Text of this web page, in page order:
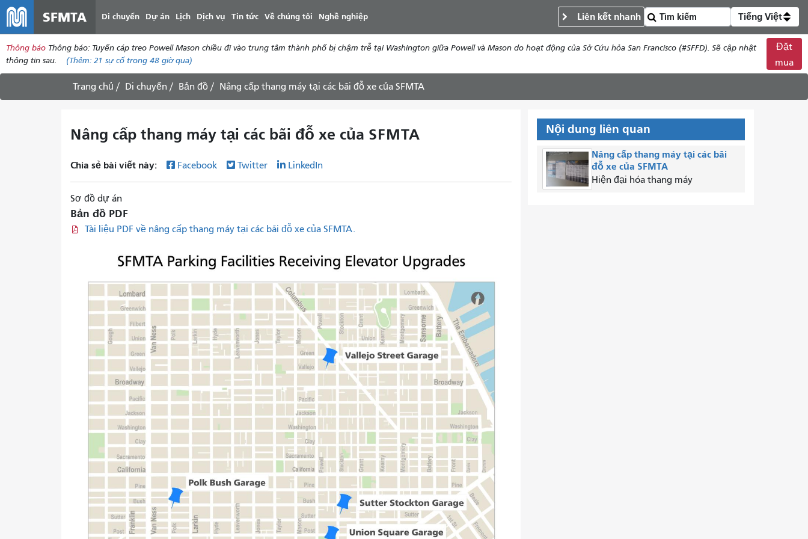
dung
SFMTA Di chuyển Dự án Lịch Dịch vụ Tin tức Về chúng tôi Nghề nghiệp Liên kết nhanh Tiếng Việt
Thông báo Thông báo: Tuyến cáp treo Powell Mason chiều đi vào trung tâm thành phố bị chậm trễ tại Washington giữa Powell và Mason do hoạt động của Sở Cứu hỏa San Francisco (#SFFD). Sẽ cập nhật
thông tin sau.
(Thêm: 21 sự cố trong 48 giờ qua)
Đặt
mua
Trang chủ Di chuyển Bản đồ Nâng cấp thang máy tại các bãi đỗ xe của SFMTA
Nâng cấp thang máy tại các bãi đỗ xe của SFMTA
Chia sẻ bài viết này: Facebook Twitter LinkedIn
Sơ đồ dự án
Bản đồ PDF
Tài liệu PDF về nâng cấp thang máy tại các bãi đỗ xe của SFMTA.
Nội dung liên quan
Nâng cấp thang máy tại các bãi
đỗ xe của SFMTA
Hiện đại hóa thang máy